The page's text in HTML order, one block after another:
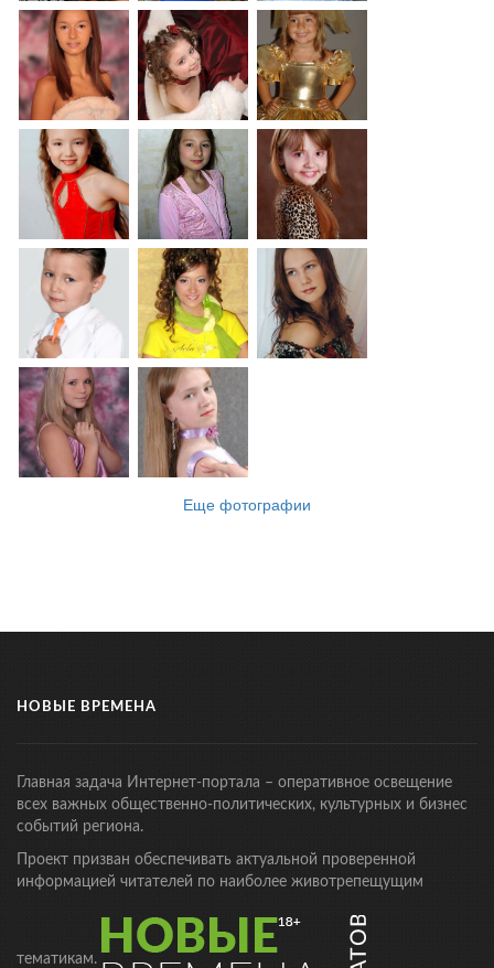
Еще фотографии
НОВЫЕ ВРЕМЕНА
Главная задача Интернет-портала – оперативное освещение
всех важных общественно-политических, культурных и бизнес
событий региона.
Проект призван обеспечивать актуальной проверенной
информацией читателей по наиболее животрепещущим
тематикам.